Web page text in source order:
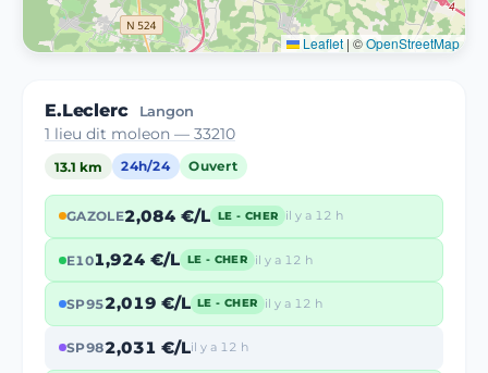
Leaflet | ©OpenStreetMap
E.Leclerc Langon
1 lieu dit moleon — 33210
13.1 km 24h/24 Ouvert
GAZOLE2,084 €/L LE - CHER il y a 12 h
E101,924 €/L LE - CHER il y a 12 h
SP952,019 €/L LE - CHER il y a 12 h
SP982,031 €/Lil y a 12 h